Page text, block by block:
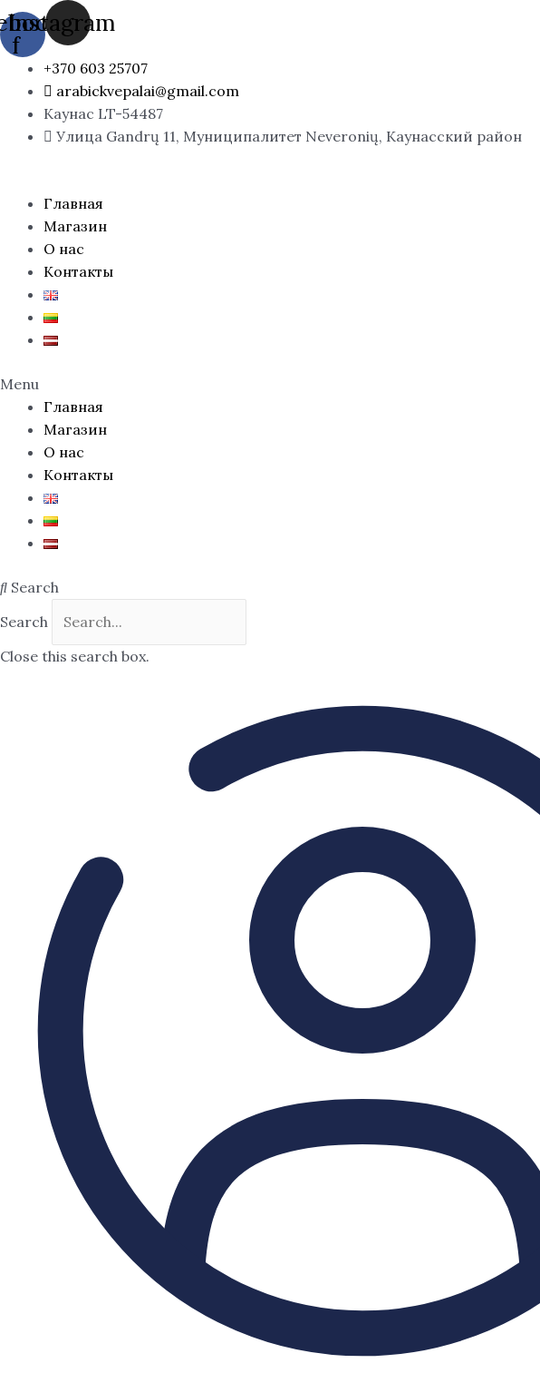
Перейти
к
содержимому
f
Instagram
+370 603 25707
arabickvepalai@gmail.com
Каунас LT-54487
Улица Gandrų 11, Муниципалитет Neveronių, Каунасский район
Главная
Магазин
О нас
Контакты
Menu
Главная
Магазин
О нас
Контакты
Search
Search
Close this search box.
Количество
товара
Pour
Homme,
EDP
100